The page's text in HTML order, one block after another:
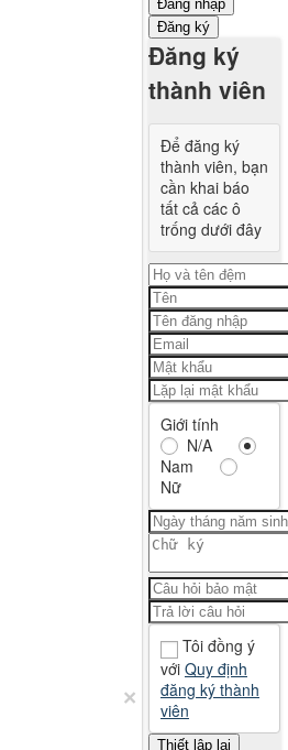
×
Đăng nhập
Đăng ký
Đăng ký
thành viên
Để đăng ký
thành viên, bạn
cần khai báo
tất cả các ô
trống dưới đây
Giới tính
N/A
Nam
Nữ
Tôi đồng ý
với Quy định
đăng ký thành
viên